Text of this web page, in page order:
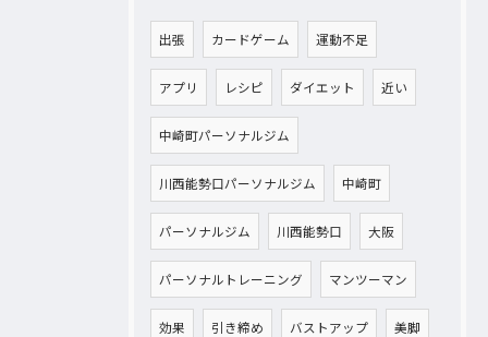
出張 カードゲーム 運動不足
アプリ レシピ ダイエット 近い
中崎町パーソナルジム
川西能勢口パーソナルジム 中崎町
パーソナルジム 川西能勢口 大阪
パーソナルトレーニング マンツーマン
効果 引き締め バストアップ 美脚